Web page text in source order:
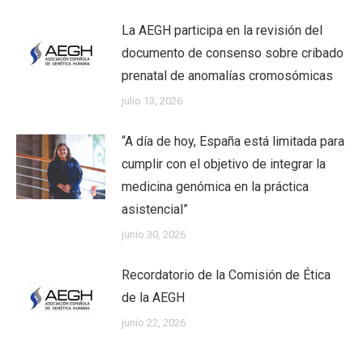
La AEGH participa en la revisión del
documento de consenso sobre cribado
prenatal de anomalías cromosómicas
julio 13, 2026
“A día de hoy, España está limitada para
cumplir con el objetivo de integrar la
medicina genómica en la práctica
asistencial”
junio 30, 2026
Recordatorio de la Comisión de Ética
de la AEGH
junio 22, 2026